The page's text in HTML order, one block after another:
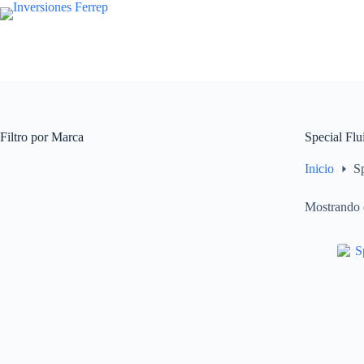
Saltar
al
Special
Inicio
Mostrando
Filtro por Marca